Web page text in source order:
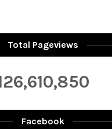
Total Pageviews
Facebook